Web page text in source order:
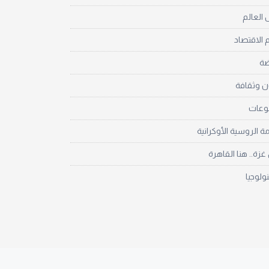
العالم
الاقتصاد
وثقافة
الروسية الأوكرانية
هنا القاهرة